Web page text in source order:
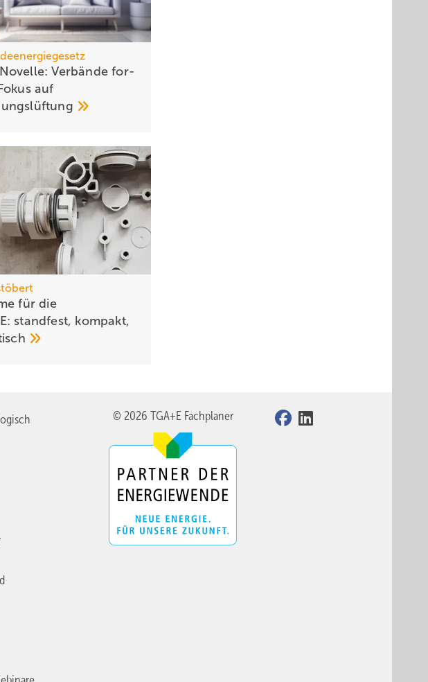
Verbände for­
auf
für die
stand­fest, kom­pakt,
© 2026 TGA+E Fachplaner